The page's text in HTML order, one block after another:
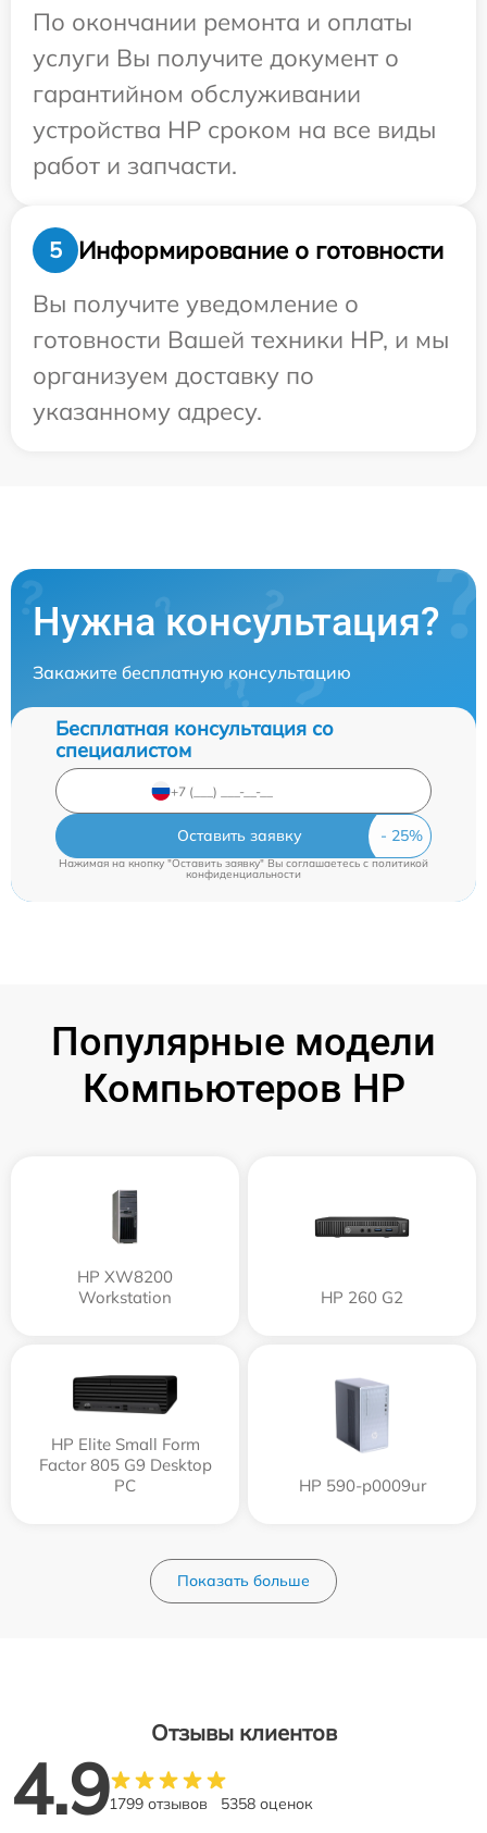
По окончании ремонта и оплаты
услуги Вы получите документ о
гарантийном обслуживании
устройства HP сроком на все виды
работ и запчасти.
5
Информирование о готовности
Вы получите уведомление о
готовности Вашей техники HP, и мы
организуем доставку по
указанному адресу.
Нужна консультация?
Закажите бесплатную консультацию
Бесплатная консультация со
специалистом
Оставить заявку
Нажимая на кнопку "Оставить заявку" Вы соглашаетесь cполитикой
конфиденциальности
Популярные модели
Компьютеров HP
HP XW8200
Workstation
HP 260 G2
HP Elite Small Form
Factor 805 G9 Desktop
PC
HP 590-p0009ur
Показать больше
Отзывы клиентов
4.91799 отзывов 5358 оценок